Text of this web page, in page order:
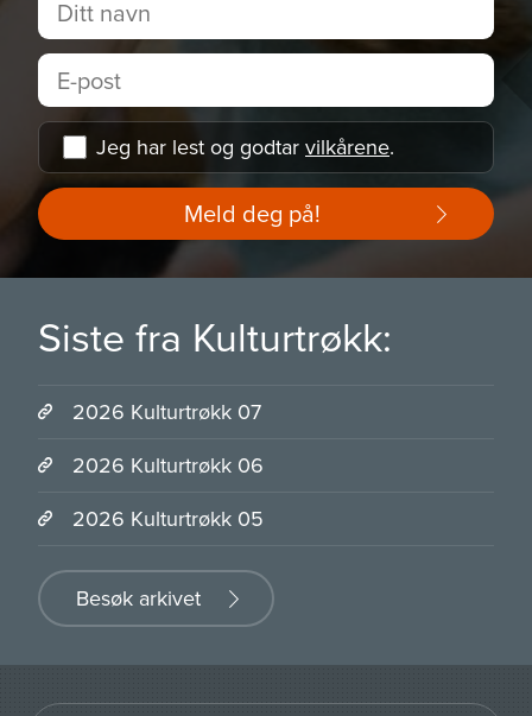
Jeg har lest og godtar vilkårene.
Meld deg på!
Siste fra Kulturtrøkk:
2026 Kulturtrøkk 07
2026 Kulturtrøkk 06
2026 Kulturtrøkk 05
Besøk arkivet